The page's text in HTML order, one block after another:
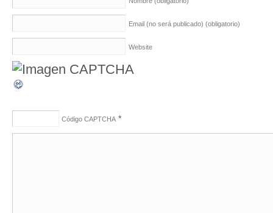
Email (no será publicado) (obligatorio)
Website
Código CAPTCHA *